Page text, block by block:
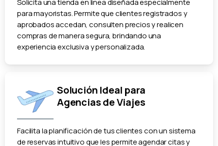
Solicita una tienda en línea diseñada especialmente
para mayoristas. Permite que clientes registrados y
aprobados accedan, consulten precios y realicen
compras de manera segura, brindando una
experiencia exclusiva y personalizada.
Solución Ideal para
Agencias de Viajes
Facilita la planificación de tus clientes con un sistema
de reservas intuitivo que les permite agendar citas y